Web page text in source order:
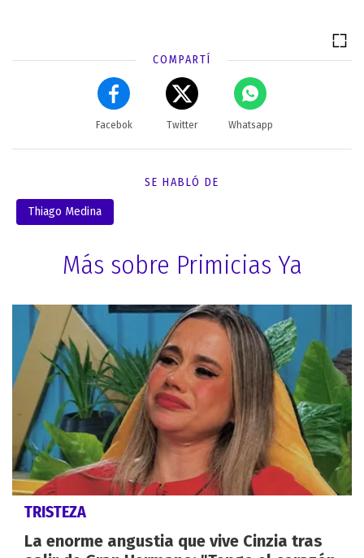
COMPARTÍ
Facebok Twitter Whatsapp
SE HABLÓ DE
Thiago Medina
Más sobre Primicias Ya
TRISTEZA
La enorme angustia que vive Cinzia tras